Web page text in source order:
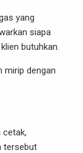
yang
siapa
butuhkan.
mirip dengan
cetak,
tersebut